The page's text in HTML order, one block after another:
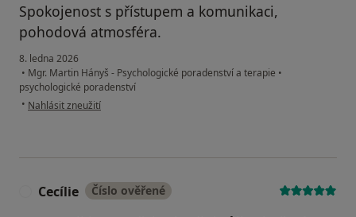
Spokojenost s přístupem a komunikaci,
pohodová atmosféra.
8. ledna 2026
• Mgr. Martin Hányš - Psychologické poradenství a terapie •
psychologické poradenství
• podle názoru uživatele David
Nahlásit zneužití
Cecílie Číslo ověřené